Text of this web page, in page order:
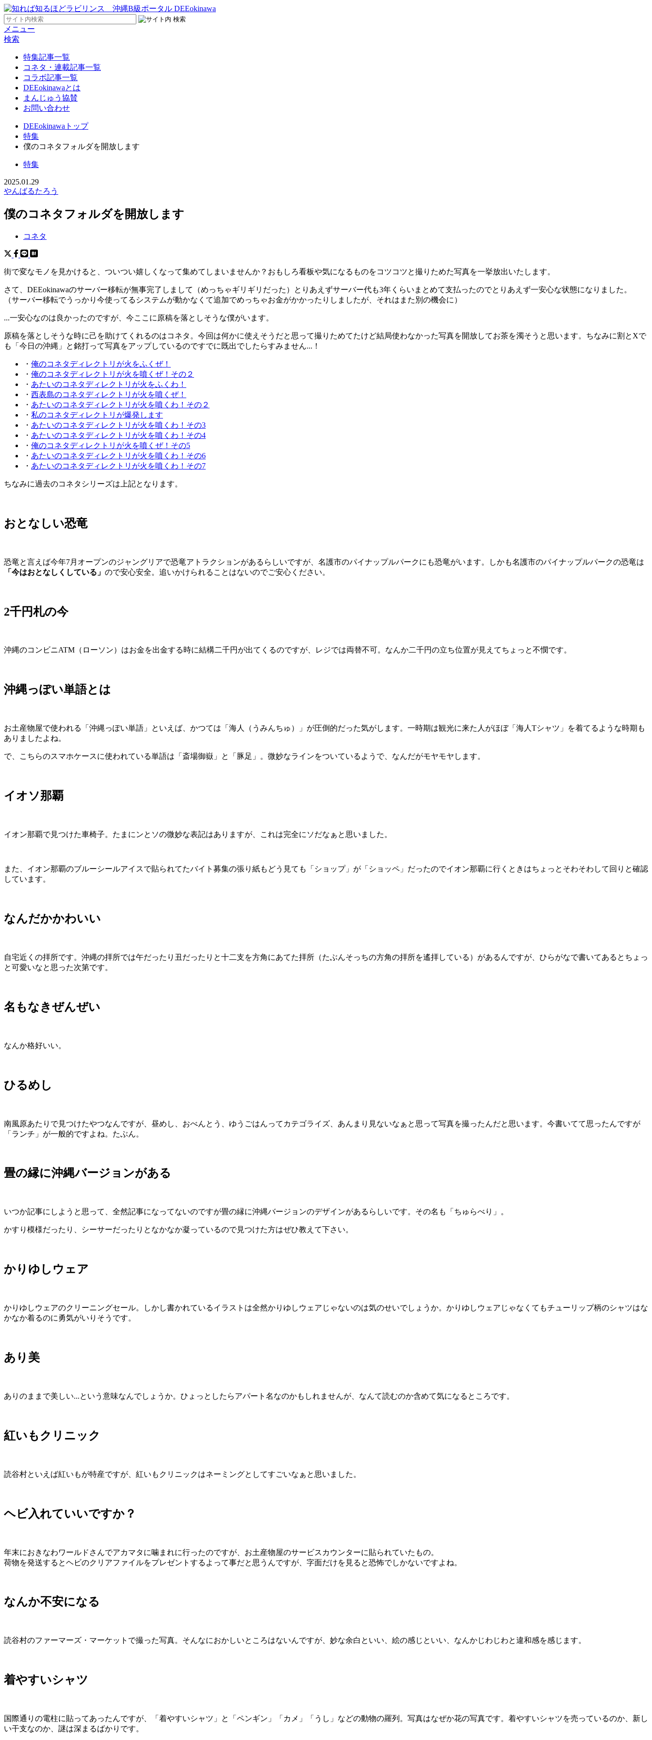
メニュー
検索
特集記事一覧
コネタ・連載記事一覧
コラボ記事一覧
DEEokinawaとは
まんじゅう協賛
お問い合わせ
DEEokinawaトップ
特集
僕のコネタフォルダを開放します
特集
2025.01.29
やんばるたろう
僕のコネタフォルダを開放します
コネタ
街で変なモノを見かけると、ついつい嬉しくなって集めてしまいませんか？おもしろ看板や気になるものをコツコツと撮りためた写真を一挙放出いたします。
さて、DEEokinawaのサーバー移転が無事完了しまして（めっちゃギリギリだった）とりあえずサーバー代も3年くらいまとめて支払ったのでとりあえず一安心な状態になりました。
（サーバー移転でうっかり今使ってるシステムが動かなくて追加でめっちゃお金がかかったりしましたが、それはまた別の機会に）
...一安心なのは良かったのですが、今ここに原稿を落としそうな僕がいます。
原稿を落としそうな時に己を助けてくれるのはコネタ。今回は何かに使えそうだと思って撮りためてたけど結局使わなかった写真を開放してお茶を濁そうと思います。ちなみに割とXで
も「今日の沖縄」と銘打って写真をアップしているのですでに既出でしたらすみません...！
・ 俺のコネタディレクトリが火をふくぜ！
・ 俺のコネタディレクトリが火を噴くぜ！その２
・ あたいのコネタディレクトリが火をふくわ！
・ 西表島のコネタディレクトリが火を噴くぜ！
・ あたいのコネタディレクトリが火を噴くわ！その２
・ 私のコネタディレクトリが爆発します
・ あたいのコネタディレクトリが火を噴くわ！その3
・ あたいのコネタディレクトリが火を噴くわ！その4
・ 俺のコネタディレクトリが火を噴くぜ！その5
・ あたいのコネタディレクトリが火を噴くわ！その6
・ あたいのコネタディレクトリが火を噴くわ！その7
ちなみに過去のコネタシリーズは上記となります。
おとなしい恐竜
恐竜と言えば今年7月オープンのジャングリアで恐竜アトラクションがあるらしいですが、名護市のパイナップルパークにも恐竜がいます。しかも名護市のパイナップルパークの恐竜は
「今はおとなしくしている」 ので安心安全。追いかけられることはないのでご安心ください。
2千円札の今
沖縄のコンビニATM（ローソン）はお金を出金する時に結構二千円が出てくるのですが、レジでは両替不可。なんか二千円の立ち位置が見えてちょっと不憫です。
沖縄っぽい単語とは
お土産物屋で使われる「沖縄っぽい単語」といえば、かつては「海人（うみんちゅ）」が圧倒的だった気がします。一時期は観光に来た人がほぼ「海人Tシャツ」を着てるような時期も
ありましたよね。
で、こちらのスマホケースに使われている単語は「斎場御嶽」と「豚足」。微妙なラインをついているようで、なんだがモヤモヤします。
イオソ那覇
イオン那覇で見つけた車椅子。たまにンとソの微妙な表記はありますが、これは完全にソだなぁと思いました。
また、イオン那覇のブルーシールアイスで貼られてたバイト募集の張り紙もどう見ても「ショップ」が「ショッペ」だったのでイオン那覇に行くときはちょっとそわそわして回りと確認
しています。
なんだかかわいい
自宅近くの拝所です。沖縄の拝所では午だったり丑だったりと十二支を方角にあてた拝所（たぶんそっちの方角の拝所を遙拝している）があるんですが、ひらがなで書いてあるとちょっ
と可愛いなと思った次第です。
名もなきぜんぜい
なんか格好いい。
ひるめし
南風原あたりで見つけたやつなんですが、昼めし、おべんとう、ゆうごはんってカテゴライズ、あんまり見ないなぁと思って写真を撮ったんだと思います。今書いてて思ったんですが
「ランチ」が一般的ですよね。たぶん。
畳の縁に沖縄バージョンがある
いつか記事にしようと思って、全然記事になってないのですが畳の縁に沖縄バージョンのデザインがあるらしいです。その名も「ちゅらべり」。
かすり模様だったり、シーサーだったりとなかなか凝っているので見つけた方はぜひ教えて下さい。
かりゆしウェア
かりゆしウェアのクリーニングセール。しかし書かれているイラストは全然かりゆしウェアじゃないのは気のせいでしょうか。かりゆしウェアじゃなくてもチューリップ柄のシャツはな
かなか着るのに勇気がいりそうです。
あり美
ありのままで美しい...という意味なんでしょうか。ひょっとしたらアパート名なのかもしれませんが、なんて読むのか含めて気になるところです。
紅いもクリニック
読谷村といえば紅いもが特産ですが、紅いもクリニックはネーミングとしてすごいなぁと思いました。
ヘビ入れていいですか？
年末におきなわワールドさんでアカマタに噛まれに行ったのですが、お土産物屋のサービスカウンターに貼られていたもの。
荷物を発送するとヘビのクリアファイルをプレゼントするよって事だと思うんですが、字面だけを見ると恐怖でしかないですよね。
なんか不安になる
読谷村のファーマーズ・マーケットで撮った写真。そんなにおかしいところはないんですが、妙な余白といい、絵の感じといい、なんかじわじわと違和感を感じます。
着やすいシャツ
国際通りの電柱に貼ってあったんですが、「着やすいシャツ」と「ペンギン」「カメ」「うし」などの動物の羅列。写真はなぜか花の写真です。着やすいシャツを売っているのか、新し
い干支なのか、謎は深まるばかりです。